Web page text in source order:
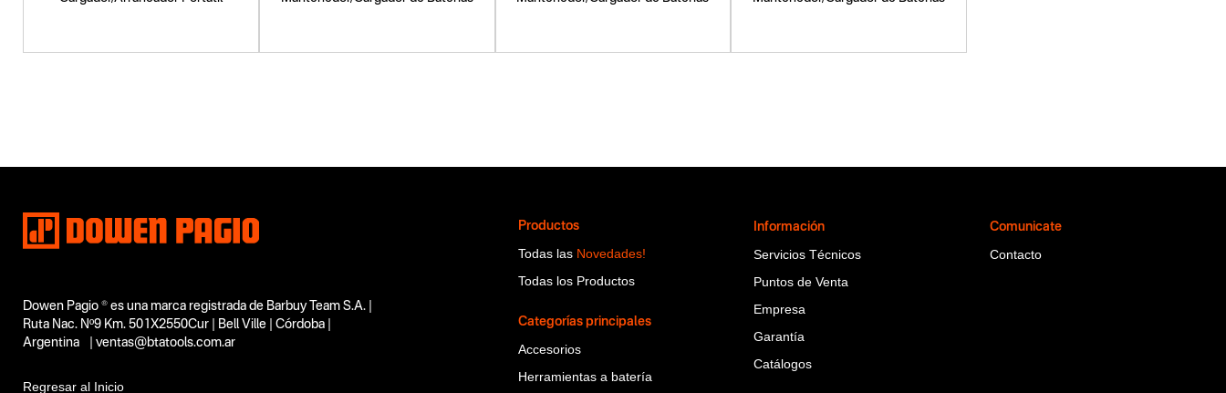
Dowen Pagio ® es una marca registrada de Barbuy Team S.A. |
Ruta Nac. Nº9 Km. 501X2550Cur | Bell Ville | Córdoba |
Argentina | ventas@btatools.com.ar
Regresar al Inicio
Productos
Todas las Novedades!
Todas los Productos
Categorías principales
Accesorios
Herramientas a batería
Información
Servicios Técnicos
Puntos de Venta
Empresa
Garantía
Catálogos
Comunicate
Contacto